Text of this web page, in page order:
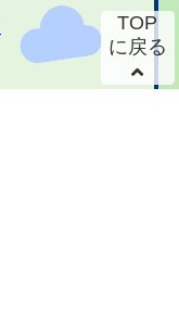
TOP
に戻る